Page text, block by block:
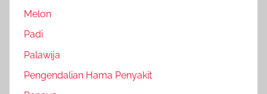
Melon
Padi
Palawija
Pengendalian Hama Penyakit